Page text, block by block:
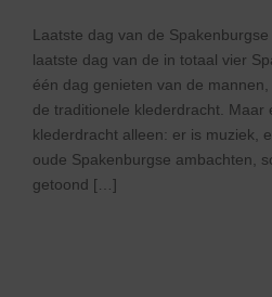
Laatste dag van de
laatste dag van de in totaal vier
één dag genieten van de
de traditionele klederdracht. Maar
klederdracht alleen: er is muziek,
oude Spakenburgse ambachten,
getoond […]